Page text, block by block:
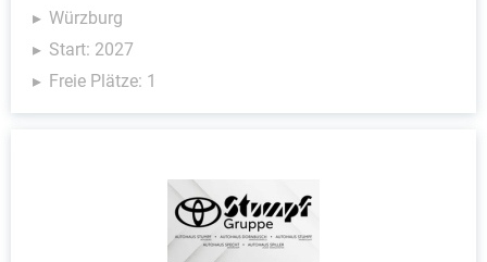
Würzburg
Start: 2027
Freie Plätze: 1